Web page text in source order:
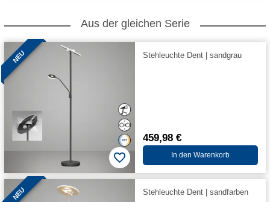
Aus der gleichen Serie
NEU Stehleuchte Dent | sandgrau
459,98 €
In den Warenkorb
NEU Stehleuchte Dent | sandfarben